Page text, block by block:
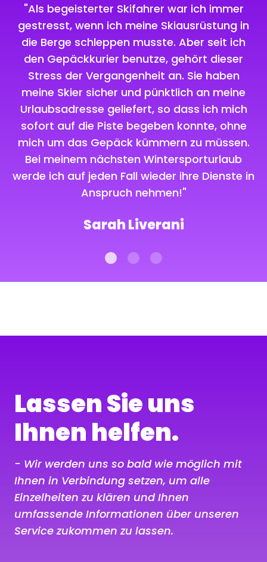
"Als begeisterter Skifahrer war ich immer
gestresst, wenn ich meine Skiausrüstung in
die Berge schleppen musste. Aber seit ich
den Gepäckkurier benutze, gehört dieser
Stress der Vergangenheit an. Sie haben
meine Skier sicher und pünktlich an meine
Urlaubsadresse geliefert, so dass ich mich
sofort auf die Piste begeben konnte, ohne
mich um das Gepäck kümmern zu müssen.
Bei meinem nächsten Wintersporturlaub
werde ich auf jeden Fall wieder ihre Dienste in
Anspruch nehmen!"
Sarah Liverani
Lassen Sie uns
Ihnen helfen.
- Wir werden uns so bald wie möglich mit
Ihnen in Verbindung setzen, um alle
Einzelheiten zu klären und Ihnen
umfassende Informationen über unseren
Service zukommen zu lassen.